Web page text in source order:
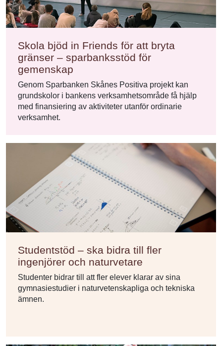
Skola bjöd in Friends för att bryta
gränser – sparbanksstöd för
gemenskap
Genom Sparbanken Skånes Positiva projekt kan
grundskolor i bankens verksamhetsområde få hjälp
med finansiering av aktiviteter utanför ordinarie
verksamhet.
Studentstöd – ska bidra till fler
ingenjörer och naturvetare
Studenter bidrar till att fler elever klarar av sina
gymnasiestudier i naturvetenskapliga och tekniska
ämnen.